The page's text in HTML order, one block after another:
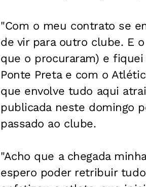
"Com o meu contrato se
de vir para outro clube. E
que o procuraram) e
Ponte Preta e com o
que envolve tudo aqui
publicada neste domingo
passado ao clube.
"Acho que a chegada
espero poder retribuir